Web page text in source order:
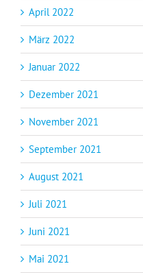
April 2022
März 2022
Januar 2022
Dezember 2021
November 2021
September 2021
August 2021
Juli 2021
Juni 2021
Mai 2021